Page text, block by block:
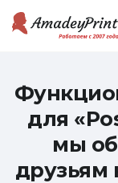
для
мы
друзьям